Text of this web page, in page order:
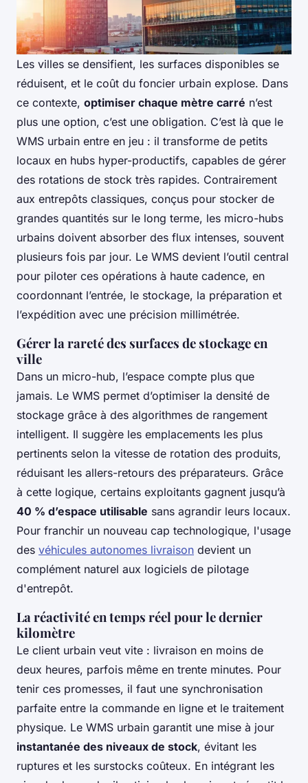
Les villes se densifient, les surfaces disponibles se
réduisent, et le coût du foncier urbain explose. Dans
ce contexte, optimiser chaque mètre carré n’est
plus une option, c’est une obligation. C’est là que le
WMS urbain entre en jeu : il transforme de petits
locaux en hubs hyper-productifs, capables de gérer
des rotations de stock très rapides. Contrairement
aux entrepôts classiques, conçus pour stocker de
grandes quantités sur le long terme, les micro-hubs
urbains doivent absorber des flux intenses, souvent
plusieurs fois par jour. Le WMS devient l’outil central
pour piloter ces opérations à haute cadence, en
coordonnant l’entrée, le stockage, la préparation et
l’expédition avec une précision millimétrée.
Gérer la rareté des surfaces de stockage en
ville
Dans un micro-hub, l’espace compte plus que
jamais. Le WMS permet d’optimiser la densité de
stockage grâce à des algorithmes de rangement
intelligent. Il suggère les emplacements les plus
pertinents selon la vitesse de rotation des produits,
réduisant les allers-retours des préparateurs. Grâce
à cette logique, certains exploitants gagnent jusqu’à
40 % d’espace utilisable sans agrandir leurs locaux.
Pour franchir un nouveau cap technologique, l'usage
des véhicules autonomes livraison devient un
complément naturel aux logiciels de pilotage
d'entrepôt.
La réactivité en temps réel pour le dernier
kilomètre
Le client urbain veut vite : livraison en moins de
deux heures, parfois même en trente minutes. Pour
tenir ces promesses, il faut une synchronisation
parfaite entre la commande en ligne et le traitement
physique. Le WMS urbain garantit une mise à jour
instantanée des niveaux de stock, évitant les
ruptures et les surstocks coûteux. En intégrant les